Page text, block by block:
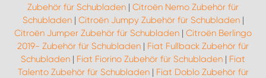
Zubehör für Schubladen | Citroën Nemo Zubehör für
Schubladen| Citroën Jumpy Zubehör für Schubladen|
Citroën Jumper Zubehör für Schubladen | Citroën Berlingo
2019- Zubehör für Schubladen | Fiat Fullback Zubehör für
Schubladen | Fiat Fiorino Zubehör für Schubladen | Fiat
Talento Zubehör für Schubladen| Fiat Doblo Zubehör für